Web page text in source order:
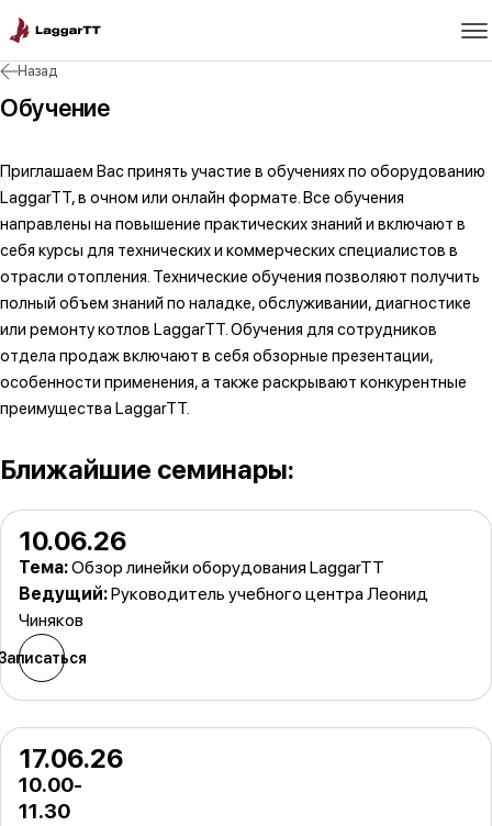
Назад
Обучение
Приглашаем Вас принять участие в обучениях по оборудованию
LaggarTT, в очном или онлайн формате. Все обучения
направлены на повышение практических знаний и включают в
себя курсы для технических и коммерческих специалистов в
отрасли отопления. Технические обучения позволяют получить
полный объем знаний по наладке, обслуживании, диагностике
или ремонту котлов LaggarTT. Обучения для сотрудников
отдела продаж включают в себя обзорные презентации,
особенности применения, а также раскрывают конкурентные
преимущества LaggarTT.
Ближайшие семинары:
10.06.26
Тема:Обзор линейки оборудования LaggarTT
Ведущий:Руководитель учебного центра Леонид
Чиняков
17.06.26
10.00-
11.30